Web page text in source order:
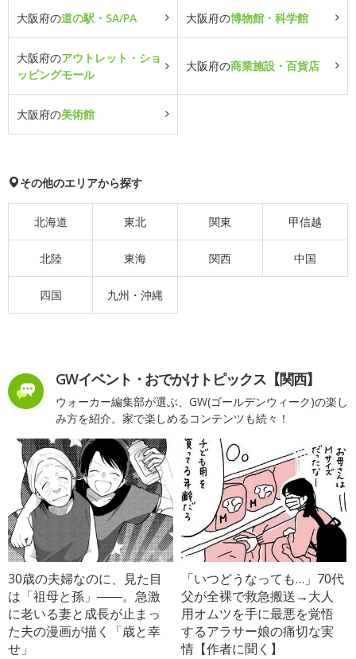
大阪府の道の駅・SA/PA 大阪府の博物館・科学館
大阪府のアウトレット・ショ
ッピングモール
大阪府の商業施設・百貨店
大阪府の美術館
その他のエリアから探す
北海道 東北 関東 甲信越
北陸 東海 関西 中国
四国 九州・沖縄
GWイベント・おでかけトピックス【関西】
ウォーカー編集部が選ぶ、GW(ゴールデンウィーク)の楽し
み方を紹介。家で楽しめるコンテンツも続々！
30歳の夫婦なのに、見た目
は「祖母と孫」――。急激
に老いる妻と成長が止まっ
た夫の漫画が描く「歳と幸
せ」
「いつどうなっても…」70代
父が全裸で救急搬送→大人
用オムツを手に最悪を覚悟
するアラサー娘の痛切な実
情【作者に聞く】